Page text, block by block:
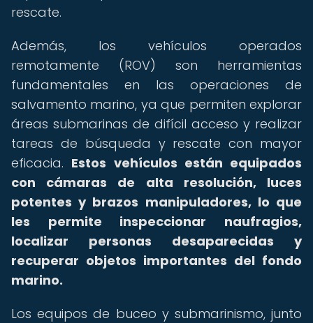
rescate.
Además, los vehículos operados
remotamente (ROV) son herramientas
fundamentales en las operaciones de
salvamento marino, ya que permiten explorar
áreas submarinas de difícil acceso y realizar
tareas de búsqueda y rescate con mayor
eficacia. Estos vehículos están equipados
con cámaras de alta resolución, luces
potentes y brazos manipuladores, lo que
les permite inspeccionar naufragios,
localizar personas desaparecidas y
recuperar objetos importantes del fondo
marino.
Los equipos de buceo y submarinismo, junto